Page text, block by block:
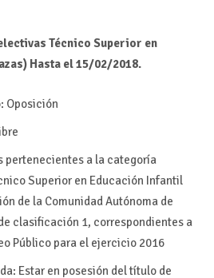
Técnico Superior en
Hasta el 15/02/2018.
Oposición
pertenecientes a la categoría
Superior en Educación Infantil
de la Comunidad Autónoma de
clasificación 1, correspondientes a
Público para el ejercicio 2016
Estar en posesión del título de